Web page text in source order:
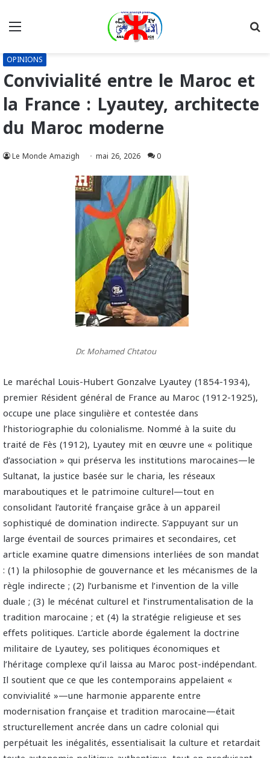
OPINIONS
Convivialité entre le Maroc et
la France : Lyautey, architecte
du Maroc moderne
Le Monde Amazigh mai 26, 2026 0
Dr. Mohamed Chtatou
Le maréchal Louis-Hubert Gonzalve Lyautey (1854-1934),
premier Résident général de France au Maroc (1912-1925),
occupe une place singulière et contestée dans
l’historiographie du colonialisme. Nommé à la suite du
traité de Fès (1912), Lyautey mit en œuvre une « politique
d’association » qui préserva les institutions marocaines—le
Sultanat, la justice basée sur le charia, les réseaux
maraboutiques et le patrimoine culturel—tout en
consolidant l’autorité française grâce à un appareil
sophistiqué de domination indirecte. S’appuyant sur un
large éventail de sources primaires et secondaires, cet
article examine quatre dimensions interliées de son mandat
: (1) la philosophie de gouvernance et les mécanismes de la
règle indirecte ; (2) l’urbanisme et l’invention de la ville
duale ; (3) le mécénat culturel et l’instrumentalisation de la
tradition marocaine ; et (4) la stratégie religieuse et ses
effets politiques. L’article aborde également la doctrine
militaire de Lyautey, ses politiques économiques et
l’héritage complexe qu’il laissa au Maroc post-indépendant.
Il soutient que ce que les contemporains appelaient «
convivialité »—une harmonie apparente entre
modernisation française et tradition marocaine—était
structurellement ancrée dans un cadre colonial qui
perpétuait les inégalités, essentialisait la culture et retardait